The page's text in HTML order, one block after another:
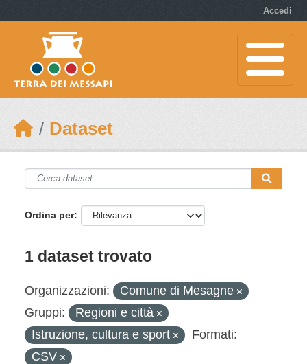
Accedi
Dataset
Ordina per
1 dataset trovato
Organizzazioni:
Comune di Mesagne
Gruppi:
Regioni e città
Istruzione, cultura e sport
Formati:
CSV